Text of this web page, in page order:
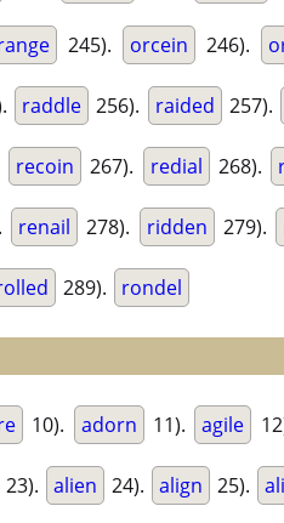
245). orcein 246).
raddle 256). raided 257).
recoin 267). redial 268).
renail 278). ridden 279).
289). rondel
10). adorn 11). agile
23). alien 24). align 25).